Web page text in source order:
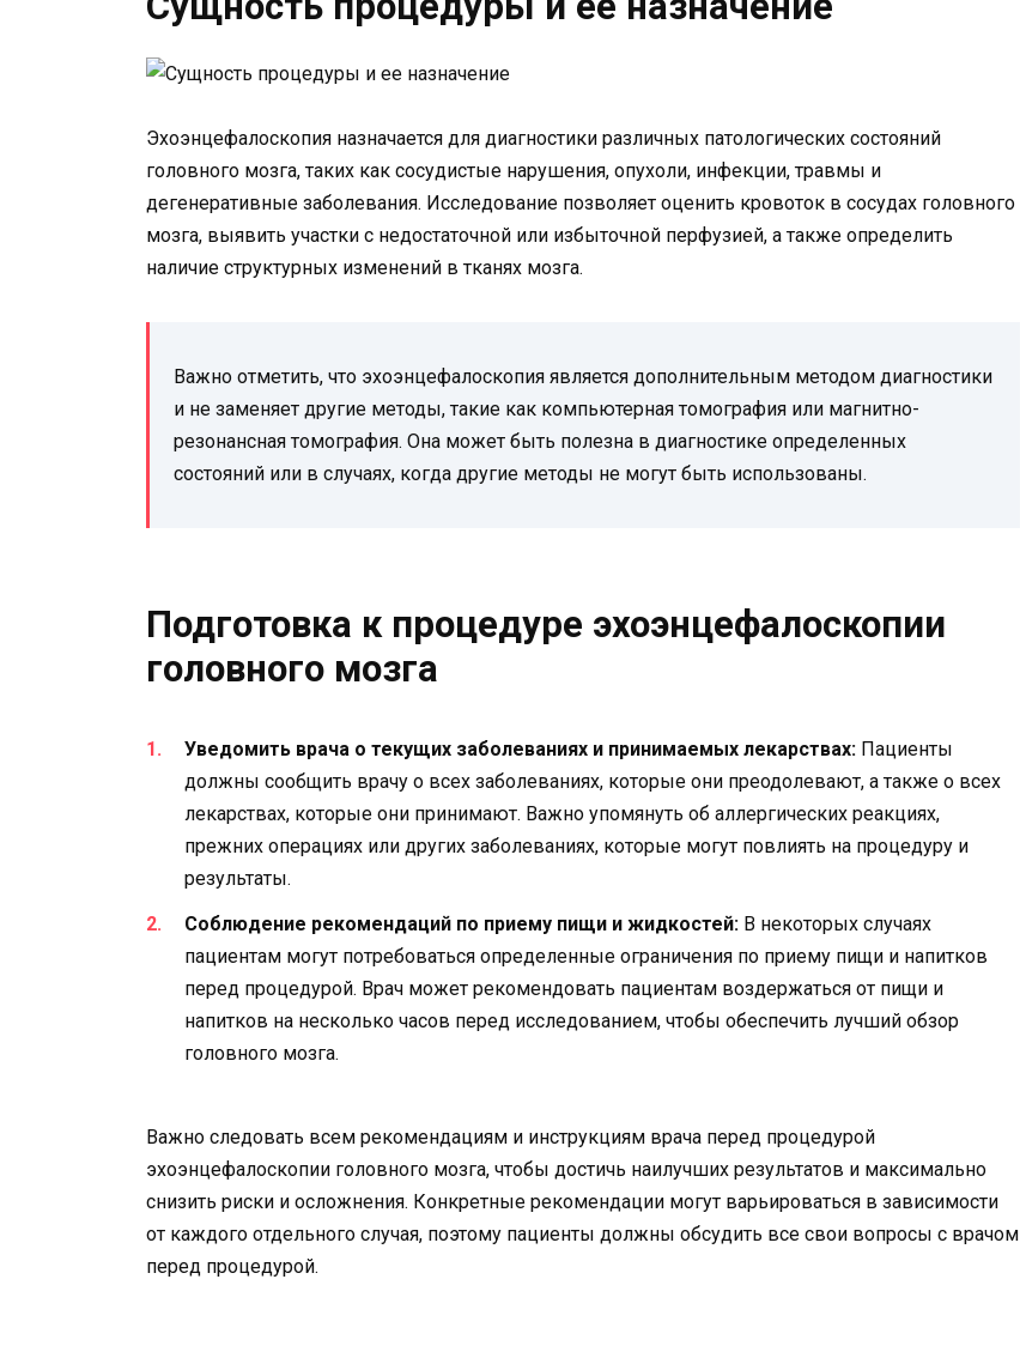
Эхоэнцефалоскопия назначается для диагностики различных патологических состояний
головного мозга, таких как сосудистые нарушения, опухоли, инфекции, травмы и
дегенеративные заболевания. Исследование позволяет оценить кровоток в сосудах головного
мозга, выявить участки с недостаточной или избыточной перфузией, а также определить
наличие структурных изменений в тканях мозга.
Важно отметить, что эхоэнцефалоскопия является дополнительным методом диагностики
и не заменяет другие методы, такие как компьютерная томография или магнитно-
резонансная томография. Она может быть полезна в диагностике определенных
состояний или в случаях, когда другие методы не могут быть использованы.
Подготовка к процедуре эхоэнцефалоскопии
головного мозга
Уведомить врача о текущих заболеваниях и принимаемых лекарствах: Пациенты
должны сообщить врачу о всех заболеваниях, которые они преодолевают, а также о всех
лекарствах, которые они принимают. Важно упомянуть об аллергических реакциях,
прежних операциях или других заболеваниях, которые могут повлиять на процедуру и
результаты.
Соблюдение рекомендаций по приему пищи и жидкостей: В некоторых случаях
пациентам могут потребоваться определенные ограничения по приему пищи и напитков
перед процедурой. Врач может рекомендовать пациентам воздержаться от пищи и
напитков на несколько часов перед исследованием, чтобы обеспечить лучший обзор
головного мозга.
Важно следовать всем рекомендациям и инструкциям врача перед процедурой
эхоэнцефалоскопии головного мозга, чтобы достичь наилучших результатов и максимально
снизить риски и осложнения. Конкретные рекомендации могут варьироваться в зависимости
от каждого отдельного случая, поэтому пациенты должны обсудить все свои вопросы с врачом
перед процедурой.